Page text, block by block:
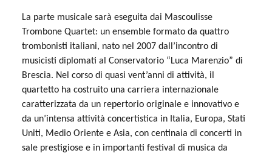
La parte musicale sarà eseguita dai Mascoulisse
Trombone Quartet: un ensemble formato da quattro
trombonisti italiani, nato nel 2007 dall’incontro di
musicisti diplomati al Conservatorio “Luca Marenzio” di
Brescia. Nel corso di quasi vent’anni di attività, il
quartetto ha costruito una carriera internazionale
caratterizzata da un repertorio originale e innovativo e
da un’intensa attività concertistica in Italia, Europa, Stati
Uniti, Medio Oriente e Asia, con centinaia di concerti in
sale prestigiose e in importanti festival di musica da